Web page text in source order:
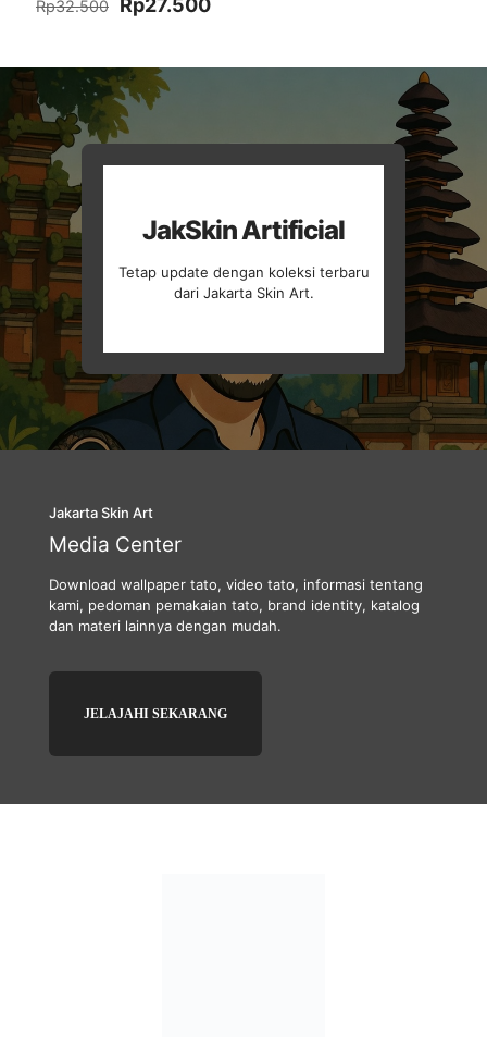
Rp32.500
aslinya
Rp32.500.adalah:
JakSkin Artificial
Tetap update dengan koleksi terbaru
dari Jakarta Skin Art.
Jakarta Skin Art
Media Center
Download wallpaper tato, video tato, informasi tentang
kami, pedoman pemakaian tato, brand identity, katalog
dan materi lainnya dengan mudah.
JELAJAHI SEKARANG